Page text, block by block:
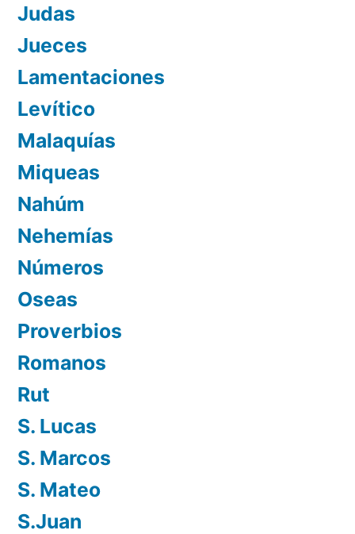
Judas
Jueces
Lamentaciones
Levítico
Malaquías
Miqueas
Nahúm
Nehemías
Números
Oseas
Proverbios
Romanos
Rut
S. Lucas
S. Marcos
S. Mateo
S.Juan